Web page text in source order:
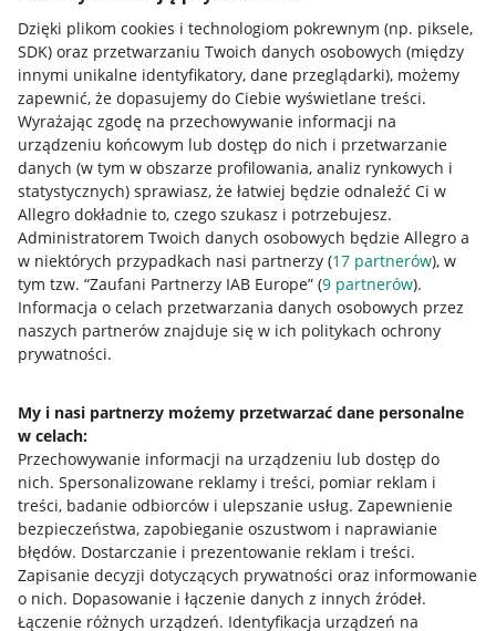
Dzięki plikom cookies i technologiom pokrewnym (np. piksele,
SDK) oraz przetwarzaniu Twoich danych osobowych (między
innymi unikalne identyfikatory, dane przeglądarki), możemy
zapewnić, że dopasujemy do Ciebie wyświetlane treści.
Wyrażając zgodę na przechowywanie informacji na
urządzeniu końcowym lub dostęp do nich i przetwarzanie
danych (w tym w obszarze profilowania, analiz rynkowych i
statystycznych) sprawiasz, że łatwiej będzie odnaleźć Ci w
Allegro dokładnie to, czego szukasz i potrzebujesz.
Administratorem Twoich danych osobowych będzie Allegro a
w niektórych przypadkach nasi partnerzy (17 partnerów), w
tym tzw. “Zaufani Partnerzy IAB Europe” (9 partnerów).
Informacja o celach przetwarzania danych osobowych przez
naszych partnerów znajduje się w ich politykach ochrony
prywatności.
My i nasi partnerzy możemy przetwarzać dane personalne
w celach:
Przechowywanie informacji na urządzeniu lub dostęp do
nich. Spersonalizowane reklamy i treści, pomiar reklam i
treści, badanie odbiorców i ulepszanie usług. Zapewnienie
bezpieczeństwa, zapobieganie oszustwom i naprawianie
błędów. Dostarczanie i prezentowanie reklam i treści.
Zapisanie decyzji dotyczących prywatności oraz informowanie
o nich. Dopasowanie i łączenie danych z innych źródeł.
Łączenie różnych urządzeń. Identyfikacja urządzeń na
Przydatne informacje
Jak to działa
Napisz do nas
Allegro Gadane dla sprzedających
Mapa miejscowości
Informacje prawne
Regulamin
Polityka plików "cookies"
Ustawienia plików "cookies"